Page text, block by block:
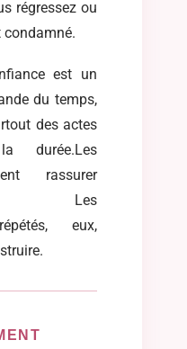
régressez ou
condamné.
est un
du temps,
des actes
durée.Les
rassurer
Les
eux,